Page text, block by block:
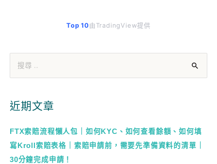
Top 10由TradingView提供
近期文章
FTX索賠流程懶人包｜如何KYC、如何查看餘額、如何填
寫Kroll索賠表格｜索賠申請前，需要先準備資料的清單｜
30分鐘完成申請！